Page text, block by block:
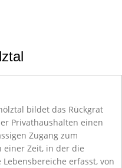
bildet das Rückgrat
Privathaushalten einen
Zugang zum
Zeit, in der die
erfasst, von